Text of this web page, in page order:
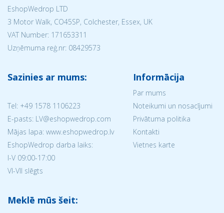
EshopWedrop LTD
3 Motor Walk, CO45SP, Colchester, Essex, UK
VAT Number: 171653311
Uzņēmuma reģ.nr: 08429573
Sazinies ar mums:
Tel: +49 1578 1106223
E-pasts: LV@eshopwedrop.com
Mājas lapa: www.eshopwedrop.lv
EshopWedrop darba laiks:
I-V 09:00-17:00
VI-VII slēgts
Informācija
Par mums
Noteikumi un nosacījumi
Privātuma politika
Kontakti
Vietnes karte
Meklē mūs šeit: